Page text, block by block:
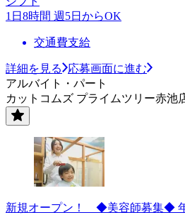
1日8時間 週5日からOK
交通費支給
詳細を見る
応募画面に進む
アルバイト・パート
カットコムズ プライムツリー赤池
新規オープン！ ◆美容師募集◆